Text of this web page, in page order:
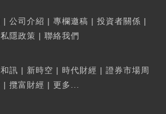
| 公司介紹 | 專欄邀稿 | 投資者關係 |
私隱政策 | 聯絡我們
和訊 | 新時空 | 時代財經 | 證券市場周
| 攬富財經 | 更多...